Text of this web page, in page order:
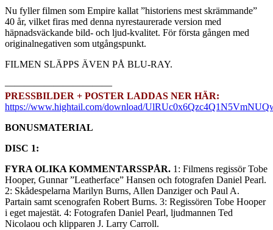
Nu fyller filmen som Empire kallat ”historiens mest skrämmande”
40 år, vilket firas med denna nyrestaurerade version med
häpnadsväckande bild- och ljud-kvalitet. För första gången med
originalnegativen som utgångspunkt.
FILMEN SLÄPPS ÄVEN PÅ BLU-RAY.
———————————
PRESSBILDER + POSTER LADDAS NER HÄR:
https://www.hightail.com/download/
BONUSMATERIAL
DISC 1:
FYRA OLIKA KOMMENTARSSPÅR. 1: Filmens regissör Tobe
Hooper, Gunnar ”Leatherface” Hansen och fotografen Daniel Pearl.
2: Skådespelarna Marilyn Burns, Allen Danziger och Paul A.
Partain samt scenografen Robert Burns. 3: Regissören Tobe Hooper
i eget majestät. 4: Fotografen Daniel Pearl, ljudmannen Ted
Nicolaou och klipparen J. Larry Carroll.